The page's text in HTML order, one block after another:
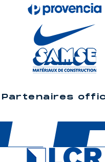
Partenaires